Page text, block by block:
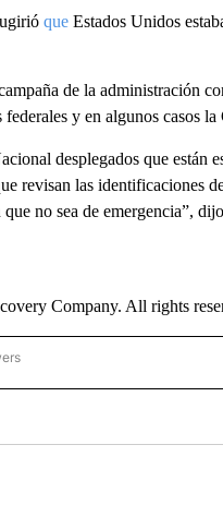
queEstados Unidos
de la administración
y en algunos casos
desplegados que están
revisan las identificaciones
no sea de emergencia”,
Company. All rights
SPANISH" TO RECEIVE